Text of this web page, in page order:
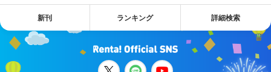
新刊 ランキング 詳細検索